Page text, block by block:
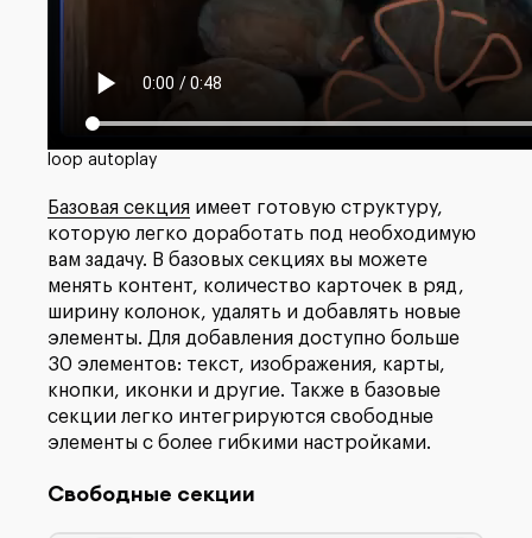
loop autoplay
Базовая секция имеет готовую структуру,
которую легко доработать под необходимую
вам задачу. В базовых секциях вы можете
менять контент, количество карточек в ряд,
ширину колонок, удалять и добавлять новые
элементы. Для добавления доступно больше
30 элементов: текст, изображения, карты,
кнопки, иконки и другие. Также в базовые
секции легко интегрируются свободные
элементы с более гибкими настройками.
Свободные секции